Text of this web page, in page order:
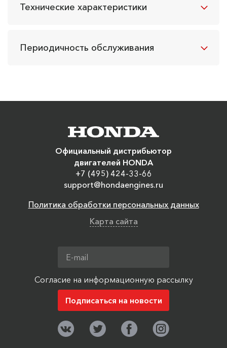
Технические характеристики
Периодичность обслуживания
Официальный дистрибьютор
двигателей HONDA
+7 (495) 424-33-66
support@hondaengines.ru
Политика обработки персональных данных
Карта сайта
Согласие на информационную рассылку